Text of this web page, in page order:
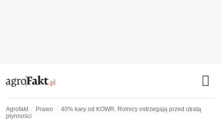
Agrofakt Prawo
40% kary od KOWR. Rolnicy ostrzegają przed utratą
płynności